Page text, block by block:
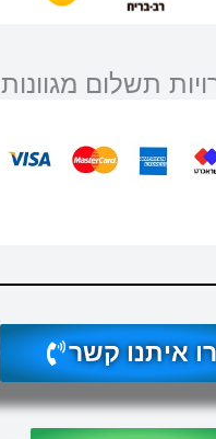
תשלום מגוונות
איתנו קשר